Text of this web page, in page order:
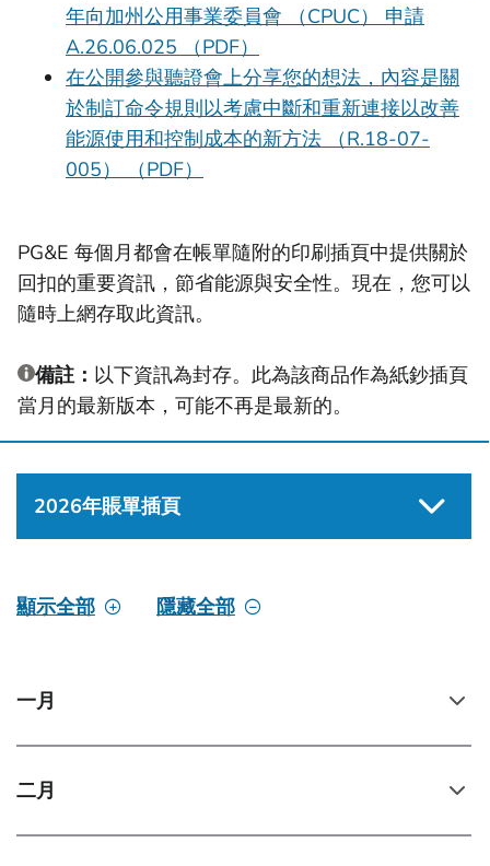
年向加州公用事業委員會 （CPUC） 申請
A.26.06.025 （PDF）
在公開參與聽證會上分享您的想法，內容是關
於制訂命令規則以考慮中斷和重新連接以改善
能源使用和控制成本的新方法 （R.18-07-
005） （PDF）
PG&E 每個月都會在帳單隨附的印刷插頁中提供關於
回扣的重要資訊，節省能源與安全性。現在，您可以
隨時上網存取此資訊。
備註： 以下資訊為封存。此為該商品作為紙鈔插頁
當月的最新版本，可能不再是最新的。
2026年賬單插頁
顯示全部 隱藏全部
一月
二月